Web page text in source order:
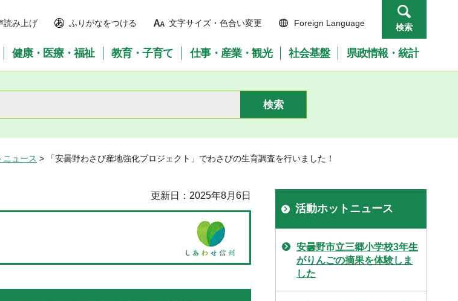
読み上げ ふりがなをつける 文字サイズ・色合い変更 Foreign Language 検索
健康・医療・福祉 教育・子育て 仕事・産業・観光 社会基盤 県政情報・統計
ニュース > 「安曇野わさび産地強化プロジェクト」でわさびの生育調査を行いました！
更新日：2025年8月6日
活動ホットニュース
安曇野市立三郷小学校3年生
がりんごの摘果を体験しま
した